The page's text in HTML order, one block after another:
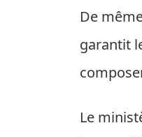
De
garantit
Le